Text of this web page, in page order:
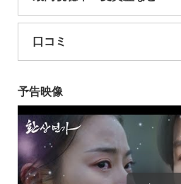
口コミ
予告映像